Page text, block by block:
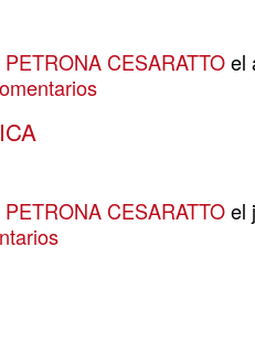
CESARATTOel
CESARATTOel